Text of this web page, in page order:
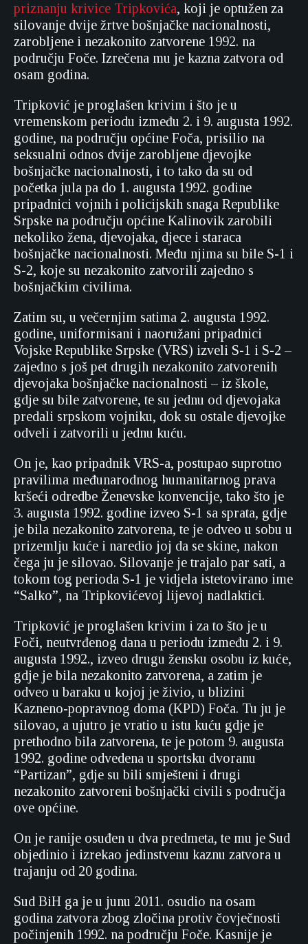
priznanju krivice Tripkovića, koji je optužen za
silovanje dvije žrtve bošnjačke nacionalnosti,
zarobljene i nezakonito zatvorene 1992. na
području Foče. Izrečena mu je kazna zatvora od
osam godina.
Tripković je proglašen krivim i što je u
vremenskom periodu između 2. i 9. augusta 1992.
godine, na području općine Foča, prisilio na
seksualni odnos dvije zarobljene djevojke
bošnjačke nacionalnosti, i to tako da su od
početka jula pa do 1. augusta 1992. godine
pripadnici vojnih i policijskih snaga Republike
Srpske na području općine Kalinovik zarobili
nekoliko žena, djevojaka, djece i staraca
bošnjačke nacionalnosti. Među njima su bile S-1 i
S-2, koje su nezakonito zatvorili zajedno s
bošnjačkim civilima.
Zatim su, u večernjim satima 2. augusta 1992.
godine, uniformisani i naoružani pripadnici
Vojske Republike Srpske (VRS) izveli S-1 i S-2 –
zajedno s još pet drugih nezakonito zatvorenih
djevojaka bošnjačke nacionalnosti – iz škole,
gdje su bile zatvorene, te su jednu od djevojaka
predali srpskom vojniku, dok su ostale djevojke
odveli i zatvorili u jednu kuću.
On je, kao pripadnik VRS-a, postupao suprotno
pravilima međunarodnog humanitarnog prava
kršeći odredbe Ženevske konvencije, tako što je
3. augusta 1992. godine izveo S-1 sa sprata, gdje
je bila nezakonito zatvorena, te je odveo u sobu u
prizemlju kuće i naredio joj da se skine, nakon
čega ju je silovao. Silovanje je trajalo par sati, a
tokom tog perioda S-1 je vidjela istetovirano ime
“Salko”, na Tripkovićevoj lijevoj nadlaktici.
Tripković je proglašen krivim i za to što je u
Foči, neutvrđenog dana u periodu između 2. i 9.
augusta 1992., izveo drugu žensku osobu iz kuće,
gdje je bila nezakonito zatvorena, a zatim je
odveo u baraku u kojoj je živio, u blizini
Kazneno-popravnog doma (KPD) Foča. Tu ju je
silovao, a ujutro je vratio u istu kuću gdje je
prethodno bila zatvorena, te je potom 9. augusta
1992. godine odvedena u sportsku dvoranu
“Partizan”, gdje su bili smješteni i drugi
nezakonito zatvoreni bošnjački civili s područja
ove općine.
On je ranije osuđen u dva predmeta, te mu je Sud
objedinio i izrekao jedinstvenu kaznu zatvora u
trajanju od 20 godina.
Sud BiH ga je u junu 2011. osudio na osam
godina zatvora zbog zločina protiv čovječnosti
počinjenih 1992. na području Foče. Kasnije je